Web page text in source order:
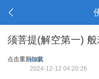
须菩提(解空第一)
点击重新加载
KKK
2024-12-12 04:20:26